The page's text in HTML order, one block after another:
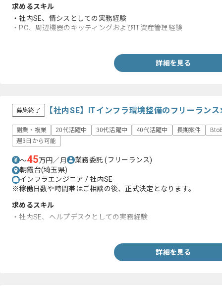
求めるスキル
・社内SE、情シスとしての実務経験
・PC、周辺機器のキッティングおよびIT資産管理経験
詳細を見る
募集終了 【社内SE】ITインフラ環境整備のフリーラン
副業・複業 20代活躍中 30代活躍中 40代活躍中 長期案件
週3日から可能
〜45万円／月 業務委託(フリーランス)
朝霞台(埼玉県)
インフラエンジニア / 社内SE
※稼働日数や時間帯はご相談の後、正式決定となります。
求めるスキル
・社内SE、ヘルプデスクとしての実務経験
詳細を見る